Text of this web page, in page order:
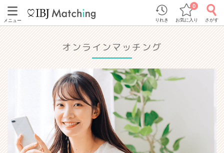
メニュー りれき お気に入り
0
さがす
オンラインマッチング